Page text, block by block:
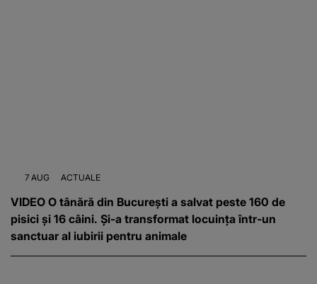
7 AUG ACTUALE
VIDEO O tânără din București a salvat peste 160 de
pisici și 16 câini. Și-a transformat locuința într-un
sanctuar al iubirii pentru animale